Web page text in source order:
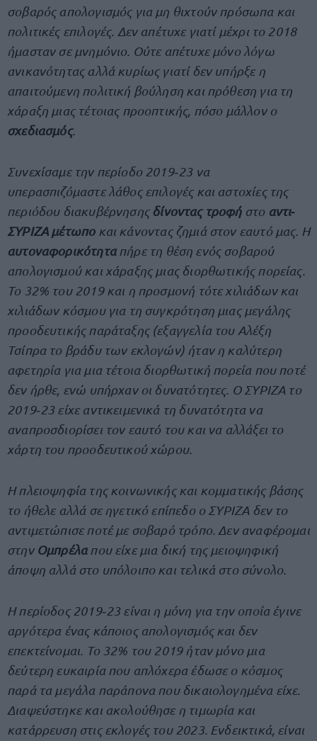
σοβαρός απολογισμός για μη θιχτούν πρόσωπα και
πολιτικές επιλογές. Δεν απέτυχε γιατί μέχρι το 2018
ήμασταν σε μνημόνιο. Ούτε απέτυχε μόνο λόγω
ανικανότητας αλλά κυρίως γιατί δεν υπήρξε η
απαιτούμενη πολιτική βούληση και πρόθεση για τη
χάραξη μιας τέτοιας προοπτικής, πόσο μάλλον ο
σχεδιασμός.
Συνεχίσαμε την περίοδο 2019‐23 να
υπερασπιζόμαστε λάθος επιλογές και αστοχίες της
περιόδου διακυβέρνησης δίνοντας τροφήστο αντι‐
ΣΥΡΙΖΑ μέτωπο και κάνοντας ζημιά στον εαυτό μας. Η
αυτοναφορικότητα πήρε τη θέση ενός σοβαρού
απολογισμού και χάραξης μιας διορθωτικής πορείας.
Το 32% του 2019 και η προσμονή τότε χιλιάδων και
χιλιάδων κόσμου για τη συγκρότηση μιας μεγάλης
προοδευτικής παράταξης (εξαγγελία του Αλέξη
Τσίπρα το βράδυ των εκλογών) ήταν η καλύτερη
αφετηρία για μια τέτοια διορθωτική πορεία που ποτέ
δεν ήρθε, ενώ υπήρχαν οι δυνατότητες. Ο ΣΥΡΙΖΑ το
2019‐23 είχε αντικειμενικά τη δυνατότητα να
αναπροσδιορίσει τον εαυτό του και να αλλάξει το
χάρτη του προοδευτικού χώρου.
Η πλειοψηφία της κοινωνικής και κομματικής βάσης
το ήθελε αλλά σε ηγετικό επίπεδο ο ΣΥΡΙΖΑ δεν το
αντιμετώπισε ποτέ με σοβαρό τρόπο. Δεν αναφέρομαι
στην Ομπρέλα που είχε μια δική της μειοψηφική
άποψη αλλά στο υπόλοιπο και τελικά στο σύνολο.
Η περίοδος 2019‐23 είναι η μόνη για την οποία έγινε
αργότερα ένας κάποιος απολογισμός και δεν
επεκτείνομαι. Το 32% του 2019 ήταν μόνο μια
δεύτερη ευκαιρία που απλόχερα έδωσε ο κόσμος
παρά τα μεγάλα παράπονα που δικαιολογημένα είχε.
Διαψεύστηκε και ακολούθησε η τιμωρία και
κατάρρευση στις εκλογές του 2023. Ενδεικτικά, είναι